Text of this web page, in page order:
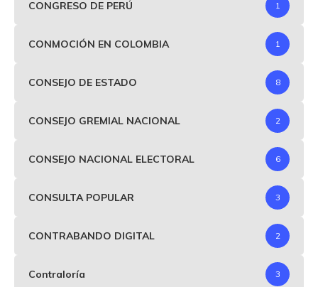
CONGRESO DE PERÚ 1
CONMOCIÓN EN COLOMBIA 1
CONSEJO DE ESTADO 8
CONSEJO GREMIAL NACIONAL 2
CONSEJO NACIONAL ELECTORAL 6
CONSULTA POPULAR 3
CONTRABANDO DIGITAL 2
Contraloría 3